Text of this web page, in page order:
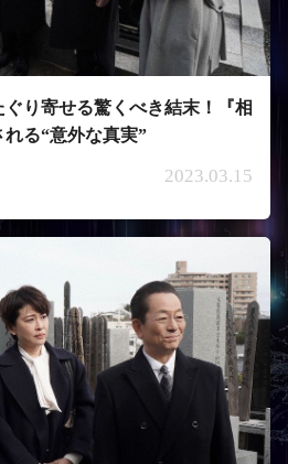
り寄せる驚くべき結末！『相
る“意外な真実”
2023.03.15